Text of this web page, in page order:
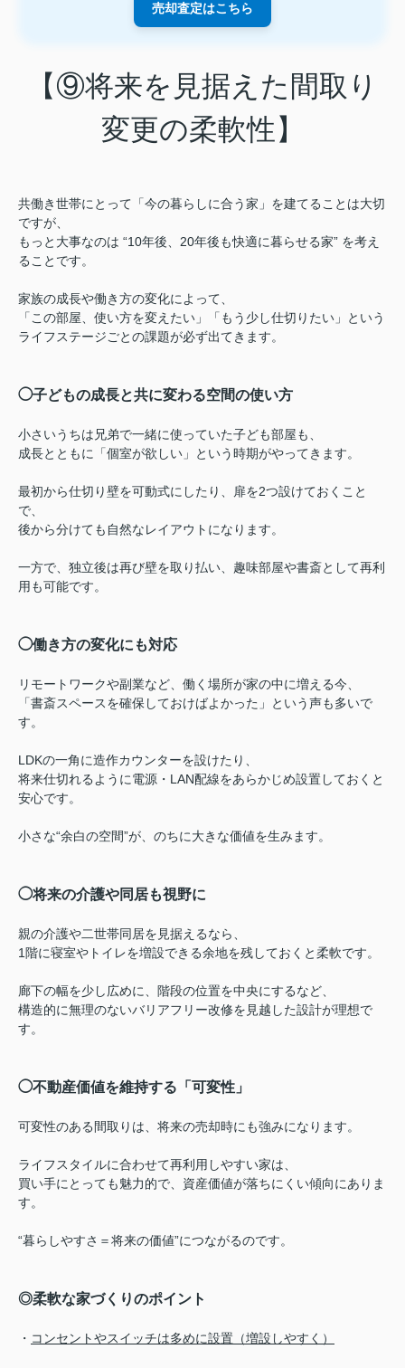
売却査定はこちら
【⑨将来を見据えた間取り
変更の柔軟性】
共働き世帯にとって「今の暮らしに合う家」を建てることは大切
ですが、
もっと大事なのは “10年後、20年後も快適に暮らせる家” を考え
ることです。
家族の成長や働き方の変化によって、
「この部屋、使い方を変えたい」「もう少し仕切りたい」という
ライフステージごとの課題が必ず出てきます。
◯子どもの成長と共に変わる空間の使い方
小さいうちは兄弟で一緒に使っていた子ども部屋も、
成長とともに「個室が欲しい」という時期がやってきます。
最初から仕切り壁を可動式にしたり、扉を2つ設けておくこと
で、
後から分けても自然なレイアウトになります。
一方で、独立後は再び壁を取り払い、趣味部屋や書斎として再利
用も可能です。
◯働き方の変化にも対応
リモートワークや副業など、働く場所が家の中に増える今、
「書斎スペースを確保しておけばよかった」という声も多いで
す。
LDKの一角に造作カウンターを設けたり、
将来仕切れるように電源・LAN配線をあらかじめ設置しておくと
安心です。
小さな“余白の空間”が、のちに大きな価値を生みます。
◯将来の介護や同居も視野に
親の介護や二世帯同居を見据えるなら、
1階に寝室やトイレを増設できる余地を残しておくと柔軟です。
廊下の幅を少し広めに、階段の位置を中央にするなど、
構造的に無理のないバリアフリー改修を見越した設計が理想で
す。
◯不動産価値を維持する「可変性」
可変性のある間取りは、将来の売却時にも強みになります。
ライフスタイルに合わせて再利用しやすい家は、
買い手にとっても魅力的で、資産価値が落ちにくい傾向にありま
す。
“暮らしやすさ＝将来の価値”につながるのです。
◎柔軟な家づくりのポイント
・ コンセントやスイッチは多めに設置（増設しやすく）